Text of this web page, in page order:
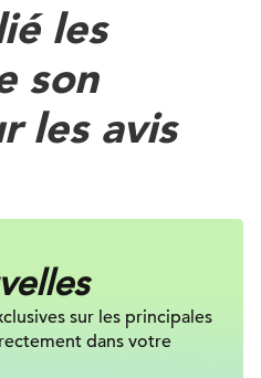
les
son
les avis
sur les principales
dans votre